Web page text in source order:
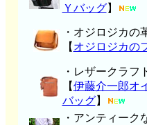
Ｙバッグ】
・オジロジカの
【 オジロジカの
・レザークラフ
【伊藤介一郎オ
バッグ】
・アンティーク